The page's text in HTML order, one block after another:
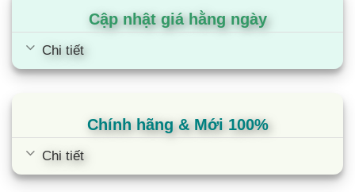
Cập nhật giá hằng ngày
Chi tiết
Chính hãng & Mới 100%
Chi tiết